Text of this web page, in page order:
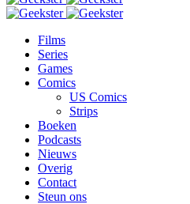
Films
Series
Games
Comics
US Comics
Strips
Boeken
Podcasts
Nieuws
Overig
Contact
Steun ons